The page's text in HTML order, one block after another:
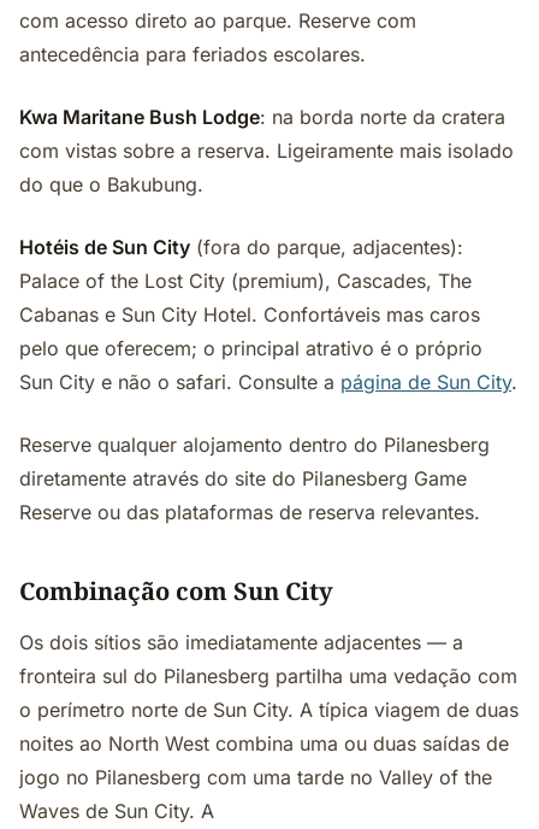
com acesso direto ao parque. Reserve com
antecedência para feriados escolares.
Kwa Maritane Bush Lodge: na borda norte da cratera
com vistas sobre a reserva. Ligeiramente mais isolado
do que o Bakubung.
Hotéis de Sun City (fora do parque, adjacentes):
Palace of the Lost City (premium), Cascades, The
Cabanas e Sun City Hotel. Confortáveis mas caros
pelo que oferecem; o principal atrativo é o próprio
Sun City e não o safari. Consulte a página de Sun City.
Reserve qualquer alojamento dentro do Pilanesberg
diretamente através do site do Pilanesberg Game
Reserve ou das plataformas de reserva relevantes.
Combinação com Sun City
Os dois sítios são imediatamente adjacentes — a
fronteira sul do Pilanesberg partilha uma vedação com
o perímetro norte de Sun City. A típica viagem de duas
noites ao North West combina uma ou duas saídas de
jogo no Pilanesberg com uma tarde no Valley of the
Waves de Sun City. A